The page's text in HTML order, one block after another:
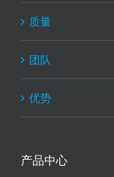
质量
团队
优势
产品中心